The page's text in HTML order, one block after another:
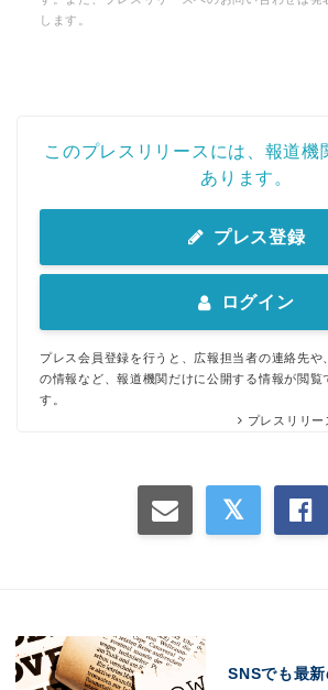
します。
このプレスリリースには、報道機
あります。
プレス登録
ログイン
プレス会員登録を行うと、広報担当者の連絡先や
の情報など、報道機関だけに公開する情報が閲覧
す。
プレスリリ
SNSでも最